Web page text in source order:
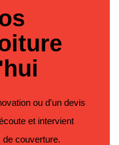
ou d'un devis
et intervient
couverture.